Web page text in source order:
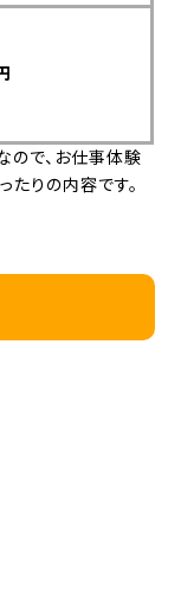
ので、お仕事体験
りの内容です。